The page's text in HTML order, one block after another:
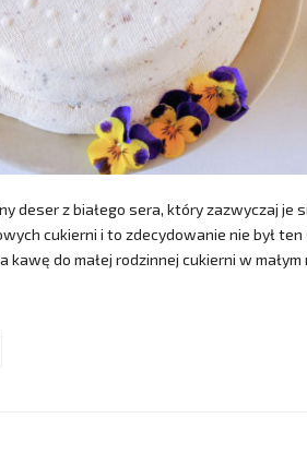
deser z białego sera, który zazwyczaj je
cukierni i to zdecydowanie nie był
kawę do małej rodzinnej cukierni w